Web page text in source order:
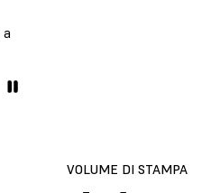
VOLUME DI STAMPA